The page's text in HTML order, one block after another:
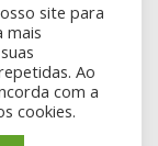
site para
mais
Ao
com a
cookies.